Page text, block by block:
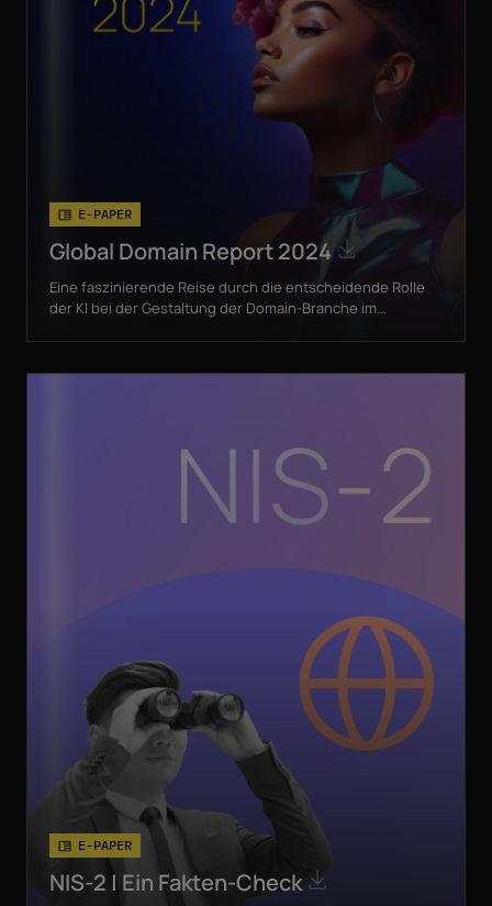
E-PAPER
Global Domain Report 2024
Eine faszinierende Reise durch die entscheidende Rolle
der KI bei der Gestaltung der Domain-Branche im...
E-PAPER
NIS-2 | Ein Fakten-Check